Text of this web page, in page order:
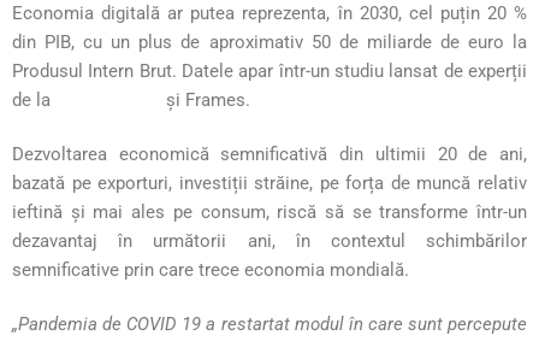
Economia digitală ar putea reprezenta, în 2030, cel puțin 20 %
din PIB, cu un plus de aproximativ 50 de miliarde de euro la
Produsul Intern Brut. Datele apar într-un studiu lansat de experții
de la
și Frames.
Dezvoltarea economică semnificativă din ultimii 20 de ani,
bazată pe exporturi, investiții străine, pe forța de muncă relativ
ieftină și mai ales pe consum, riscă să se transforme într-un
dezavantaj în următorii ani, în contextul schimbărilor
semnificative prin care trece economia mondială.
„Pandemia de COVID 19 a restartat modul în care sunt percepute